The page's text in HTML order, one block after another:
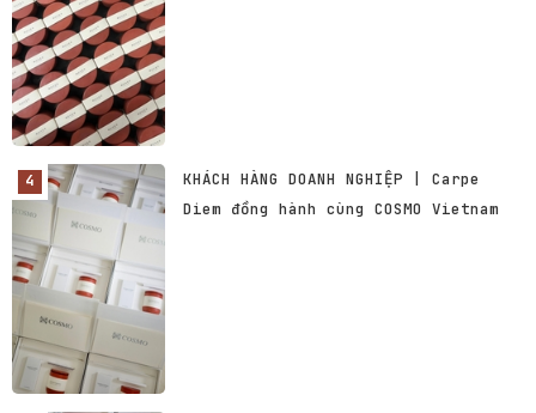
KHÁCH HÀNG DOANH NGHIỆP | Carpe
Diem đồng hành cùng COSMO Vietnam